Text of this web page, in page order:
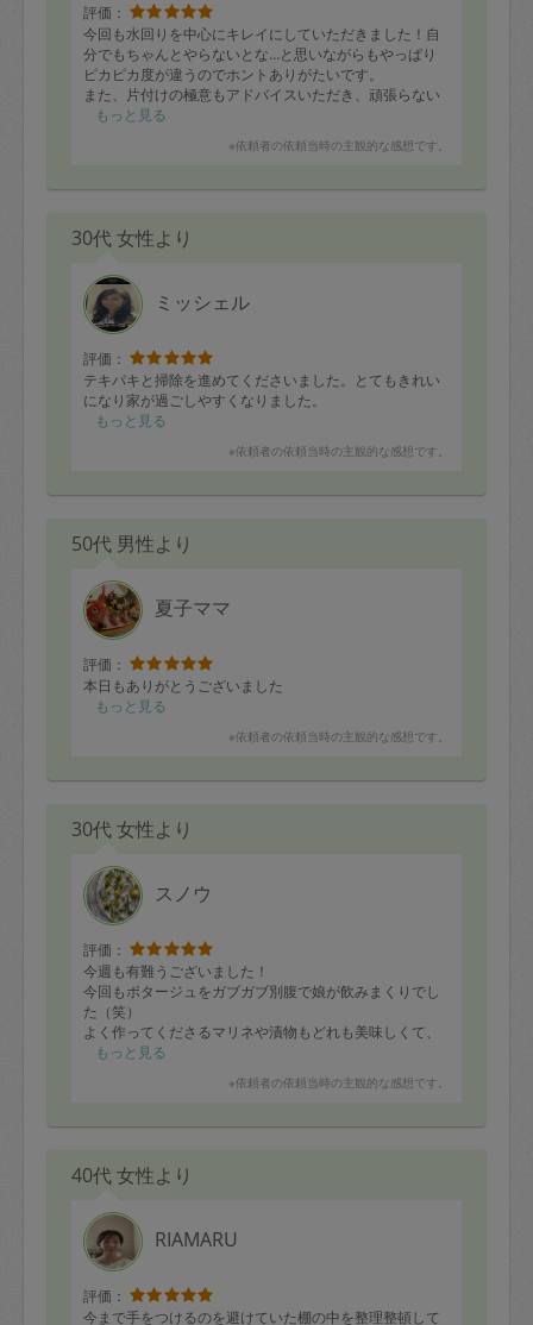
評価：
今回も水回りを中心にキレイにしていただきました！自
分でもちゃんとやらないとな…と思いながらもやっぱり
ピカピカ度が違うのでホントありがたいです。
また、片付けの極意もアドバイスいただき、頑張らない
と！と思いました。
もっと見る
※依頼者の依頼当時の主観的な感想です。
30代 女性より
ミッシェル
評価：
テキパキと掃除を進めてくださいました。とてもきれい
になり家が過ごしやすくなりました。
もっと見る
※依頼者の依頼当時の主観的な感想です。
50代 男性より
夏子ママ
評価：
本日もありがとうございました
もっと見る
※依頼者の依頼当時の主観的な感想です。
30代 女性より
スノウ
評価：
今週も有難うございました！
今回もポタージュをガブガブ別腹で娘が飲みまくりでし
た（笑）
よく作ってくださるマリネや漬物もどれも美味しくて、
日が経っても生野菜を美味しくいただけるので毎回嬉し
また次回も宜しくお願い致します。
もっと見る
※依頼者の依頼当時の主観的な感想です。
40代 女性より
RIAMARU
評価：
今まで手をつけるのを避けていた棚の中を整理整頓して